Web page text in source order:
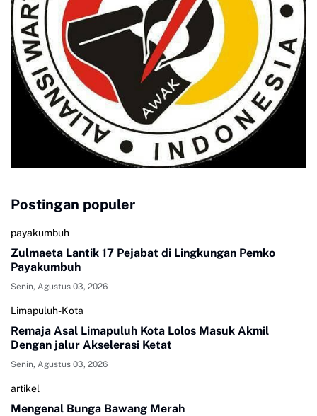
Postingan populer
payakumbuh
Zulmaeta Lantik 17 Pejabat di Lingkungan Pemko
Payakumbuh
Senin, Agustus 03, 2026
Limapuluh-Kota
Remaja Asal Limapuluh Kota Lolos Masuk Akmil
Dengan jalur Akselerasi Ketat
Senin, Agustus 03, 2026
artikel
Mengenal Bunga Bawang Merah